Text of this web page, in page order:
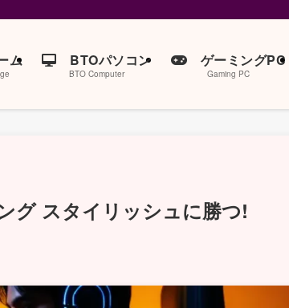
ム BTOパソコン
BTO Computer
ゲーミングPC
Gaming PC
グ スタイリッシュに勝つ!